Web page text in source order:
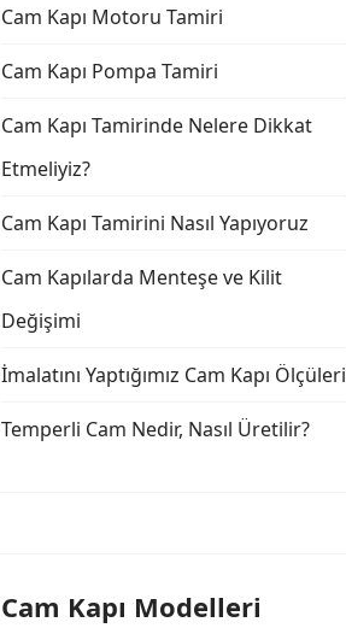
Cam Kapı Motoru Tamiri
Cam Kapı Pompa Tamiri
Cam Kapı Tamirinde Nelere Dikkat
Etmeliyiz?
Cam Kapı Tamirini Nasıl Yapıyoruz
Cam Kapılarda Menteşe ve Kilit
Değişimi
İmalatını Yaptığımız Cam Kapı Ölçüleri
Temperli Cam Nedir, Nasıl Üretilir?
Cam Kapı Modelleri